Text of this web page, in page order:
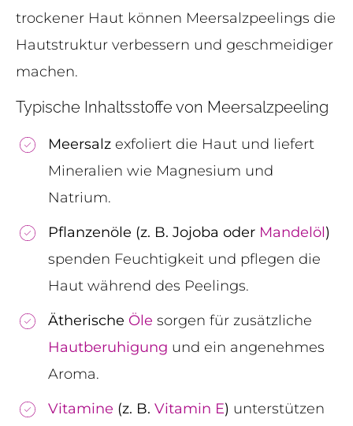
trockener Haut können Meersalzpeelings die
Hautstruktur verbessern und geschmeidiger
machen.
Typische Inhaltsstoffe von Meersalzpeeling
Meersalz exfoliert die Haut und liefert
Mineralien wie Magnesium und
Natrium.
Pflanzenöle (z. B. Jojoba oder Mandelöl)
spenden Feuchtigkeit und pflegen die
Haut während des Peelings.
Ätherische Öle sorgen für zusätzliche
Hautberuhigung und ein angenehmes
Aroma.
Vitamine (z. B. Vitamin E) unterstützen